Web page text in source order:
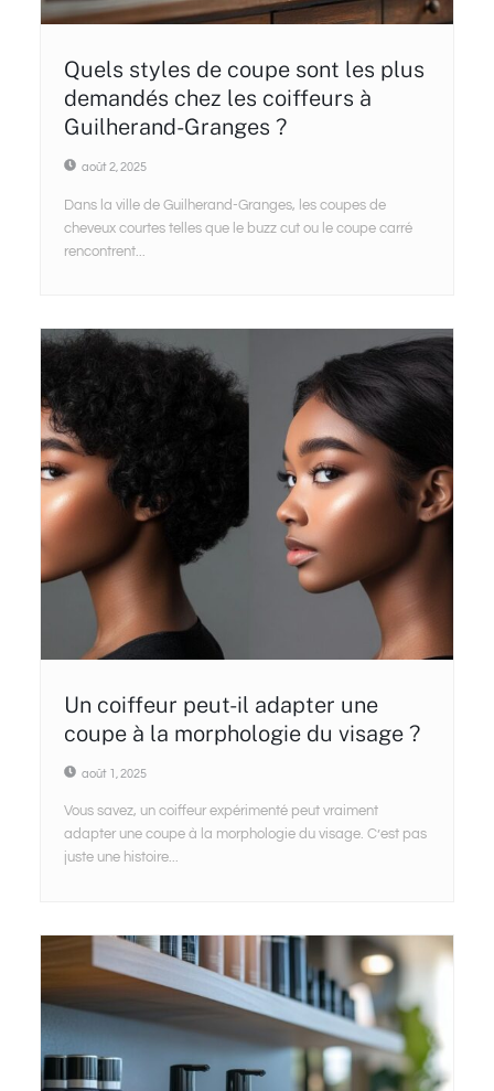
Quels styles de coupe sont les plus
demandés chez les coiffeurs à
Guilherand-Granges ?
août 2, 2025
Dans la ville de Guilherand-Granges, les coupes de
cheveux courtes telles que le buzz cut ou le coupe carré
rencontrent...
Un coiffeur peut-il adapter une
coupe à la morphologie du visage ?
août 1, 2025
Vous savez, un coiffeur expérimenté peut vraiment
adapter une coupe à la morphologie du visage. C’est pas
juste une histoire...